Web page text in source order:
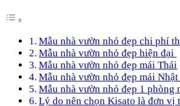
Mẫu nhà vườn nhỏ đẹp chi phí
Mẫu nhà vườn nhỏ đẹp hiện đại
Mẫu nhà vườn nhỏ đẹp mái Thái
Mẫu nhà vườn nhỏ đẹp mái Nhật
Mẫu nhà vườn nhỏ đẹp 1 phòng
Lý do nên chọn Kisato là đơn vị